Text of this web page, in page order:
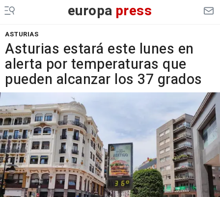
europa press
ASTURIAS
Asturias estará este lunes en
alerta por temperaturas que
pueden alcanzar los 37 grados